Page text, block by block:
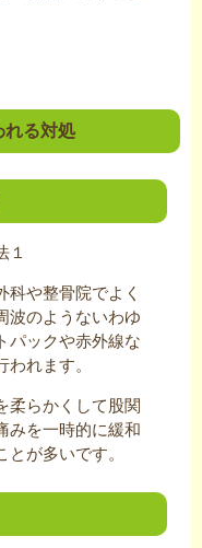
れる対処
１
科や整骨院でよく
波のようないわゆ
パックや赤外線な
れます。
柔らかくして股関
みを一時的に緩和
が多いです。